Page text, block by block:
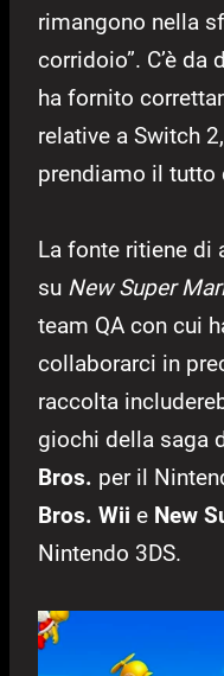
rimangono nella
corridoio”. C’è da
ha fornito
relative a Switch
prendiamo il tutto
La fonte ritiene di
su New Super
team QA con cui
collaborarci in
raccolta
giochi della saga
Bros. per il
Bros. Wii e New
Nintendo 3DS.